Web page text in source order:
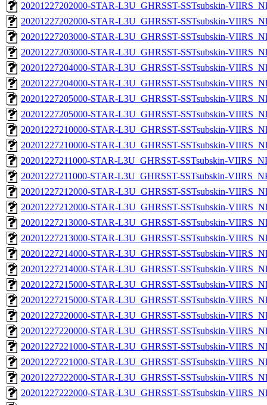
20201227202000-STAR-L3U_GHRSST-SSTsubskin-
20201227202000-STAR-L3U_GHRSST-SSTsubskin-
20201227203000-STAR-L3U_GHRSST-SSTsubskin-
20201227203000-STAR-L3U_GHRSST-SSTsubskin-
20201227204000-STAR-L3U_GHRSST-SSTsubskin-
20201227204000-STAR-L3U_GHRSST-SSTsubskin-
20201227205000-STAR-L3U_GHRSST-SSTsubskin-
20201227205000-STAR-L3U_GHRSST-SSTsubskin-
20201227210000-STAR-L3U_GHRSST-SSTsubskin-
20201227210000-STAR-L3U_GHRSST-SSTsubskin-
20201227211000-STAR-L3U_GHRSST-SSTsubskin-
20201227211000-STAR-L3U_GHRSST-SSTsubskin-
20201227212000-STAR-L3U_GHRSST-SSTsubskin-
20201227212000-STAR-L3U_GHRSST-SSTsubskin-
20201227213000-STAR-L3U_GHRSST-SSTsubskin-
20201227213000-STAR-L3U_GHRSST-SSTsubskin-
20201227214000-STAR-L3U_GHRSST-SSTsubskin-
20201227214000-STAR-L3U_GHRSST-SSTsubskin-
20201227215000-STAR-L3U_GHRSST-SSTsubskin-
20201227215000-STAR-L3U_GHRSST-SSTsubskin-
20201227220000-STAR-L3U_GHRSST-SSTsubskin-
20201227220000-STAR-L3U_GHRSST-SSTsubskin-
20201227221000-STAR-L3U_GHRSST-SSTsubskin-
20201227221000-STAR-L3U_GHRSST-SSTsubskin-
20201227222000-STAR-L3U_GHRSST-SSTsubskin-
20201227222000-STAR-L3U_GHRSST-SSTsubskin-